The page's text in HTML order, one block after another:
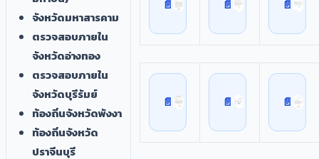
จังหวัดมหาสารคาม
ตรวจสอบภายใน
จังหวัดอ่างทอง
ตรวจสอบภายใน
จังหวัดบุรีรัมย์
ท้องถิ่นจังหวัดพังงา
ท้องถิ่นจังหวัด
ปราจีนบุรี